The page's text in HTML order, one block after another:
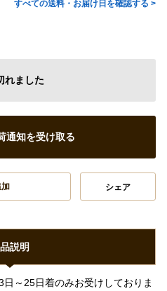
すべての送料・お届け日を確認する >
れました
通知を受け取る
加 シェア
説明
～25日着のみお受けしておりま